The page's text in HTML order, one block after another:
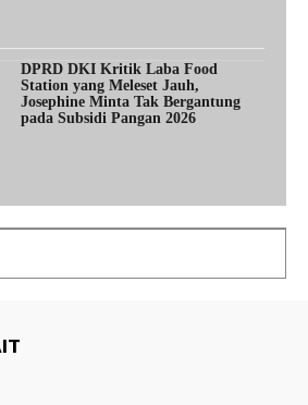
DPRD DKI Kritik Laba Food
Station yang Meleset Jauh,
Josephine Minta Tak Bergantung
pada Subsidi Pangan 2026